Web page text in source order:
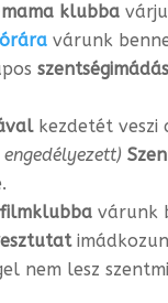
klubba
várunk
kezdetét veszi
filmklubbavárunk
nem lesz